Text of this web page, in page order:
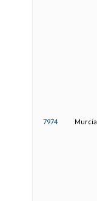
7974 Murcia